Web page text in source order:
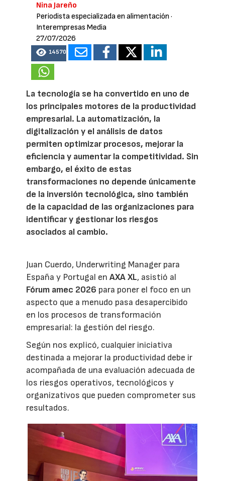
Nina Jareño
Periodista especializada en alimentación ·
Interempresas Media
27/07/2026
14570
La tecnología se ha convertido en uno de
los principales motores de la productividad
empresarial. La automatización, la
digitalización y el análisis de datos
permiten optimizar procesos, mejorar la
eficiencia y aumentar la competitividad. Sin
embargo, el éxito de estas
transformaciones no depende únicamente
de la inversión tecnológica, sino también
de la capacidad de las organizaciones para
identificar y gestionar los riesgos
asociados al cambio.
Juan Cuerdo, Underwriting Manager para
España y Portugal enAXA XL, asistió al
Fórum amec 2026 para poner el foco en un
aspecto que a menudo pasa desapercibido
en los procesos de transformación
empresarial: la gestión del riesgo.
Según nos explicó, cualquier iniciativa
destinada a mejorar la productividad debe ir
acompañada de una evaluación adecuada de
los riesgos operativos, tecnológicos y
organizativos que pueden comprometer sus
resultados.